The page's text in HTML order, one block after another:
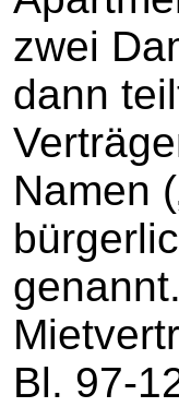
zwei
dann
Namen
Bl. 97-